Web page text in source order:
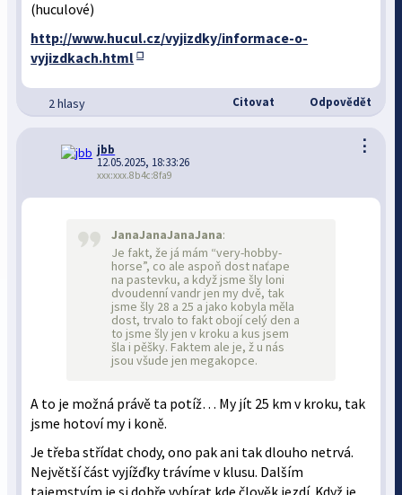
(huculové)
http://www.hucul.cz/vyjizdky/informace-o-
vyjizdkach.html
2 hlasy Citovat Odpovědět
⋮
jbb
12.05.2025, 18:33:26
xxx:xxx.8b4c:8fa9
JanaJanaJanaJana:
Je fakt, že já mám “very-hobby-
horse”, co ale aspoň dost naťape
na pastevku, a když jsme šly loni
dvoudenní vandr jen my dvě, tak
jsme šly 28 a 25 a jako kobyla měla
dost, trvalo to fakt obojí celý den a
to jsme šly jen v kroku a kus jsem
šla i pěšky. Faktem ale je, ž u nás
jsou všude jen megakopce.
A to je možná právě ta potíž… My jít 25 km v kroku, tak
jsme hotoví my i koně.
Je třeba střídat chody, ono pak ani tak dlouho netrvá.
Největší část vyjížďky trávíme v klusu. Dalším